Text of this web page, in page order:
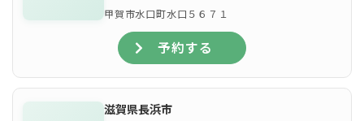
甲賀市水口町水口５６７１
予約する
滋賀県長浜市